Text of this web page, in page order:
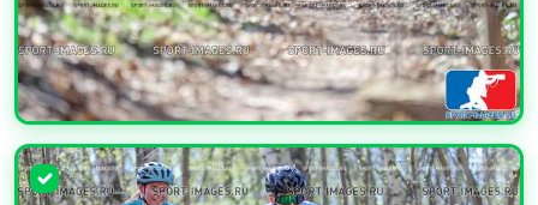
УВЕЛИЧИТЬ